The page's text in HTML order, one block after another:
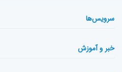
سرویس‌ها
خبر و آموزش